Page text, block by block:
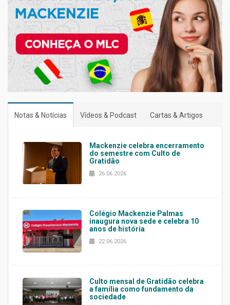
Notas & Notícias Vídeos & Podcast Cartas & Artigos
Mackenzie celebra encerramento
do semestre com Culto de
Gratidão
26.06.2026
Colégio Mackenzie Palmas
inaugura nova sede e celebra 10
anos de história
22.06.2026
Culto mensal de Gratidão celebra
a família como fundamento da
sociedade